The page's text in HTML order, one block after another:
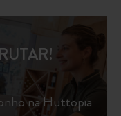
na Huttopia